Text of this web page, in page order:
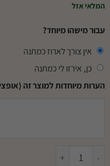
המלאי אזל
עבור מישהו מיוחד?
אין צורך לארוז כמתנה
כן, אירזו לי כמתנה
הערות מיוחדות למוצר זה
כמות של סחלב פלנופסיס קשת 2 עמודי פריחה